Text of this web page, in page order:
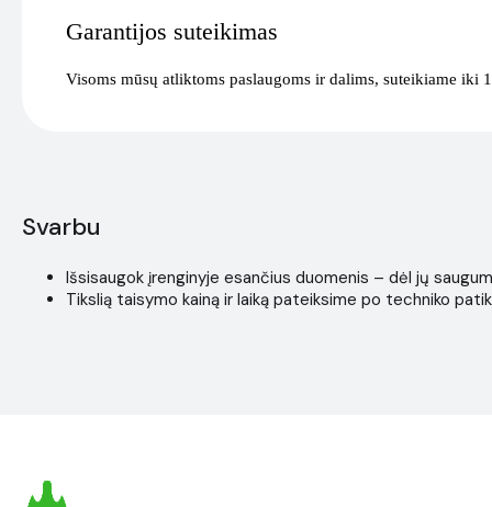
Garantijos suteikimas
Visoms mūsų atliktoms paslaugoms ir dalims, suteikiame iki
Svarbu
Išsisaugok įrenginyje esančius duomenis – dėl jų
Tikslią taisymo kainą ir laiką pateiksime po techniko